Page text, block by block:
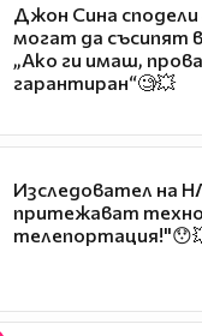
Джон Сина
могат да съсипят
„Ако ги имаш,
гарантиран“🧐💥
Изследовател на
притежават